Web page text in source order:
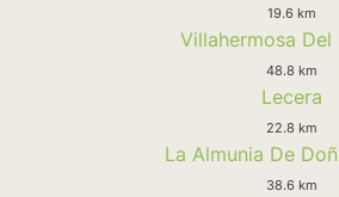
19.6 km
Villahermosa Del
48.8 km
Lecera
22.8 km
La Almunia De
38.6 km